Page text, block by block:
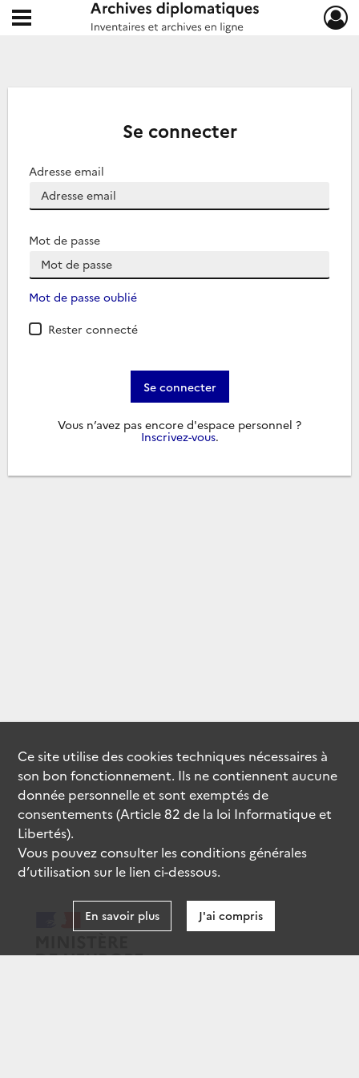
Archives diplomatiques
Ouvrir le menu déroulant
Se connecter
Adresse email
Mot de passe
Mot de passe oublié
Rester connecté
Se connecter
Vous n’avez pas encore d'espace personnel ?
Inscrivez-vous.
Ce site utilise descookiestechniques nécessaires à
son bon fonctionnement. Ils ne contiennent aucune
donnée personnelle et sont exemptés de
consentements (Article 82 de la loi Informatique et
Libertés).
Vous pouvez consulter les conditions générales
d’utilisation sur le lien ci-dessous.
En savoir plus J'ai compris